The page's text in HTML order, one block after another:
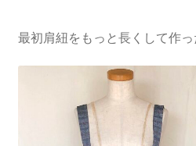
最初肩紐をもっと長くして作